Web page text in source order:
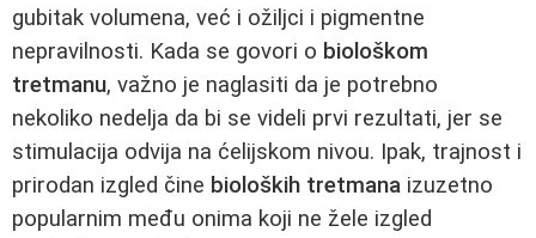
gubitak volumena, već i ožiljci i pigmentne
nepravilnosti. Kada se govori o biološkom
tretmanu, važno je naglasiti da je potrebno
nekoliko nedelja da bi se videli prvi rezultati, jer se
stimulacija odvija na ćelijskom nivou. Ipak, trajnost i
prirodan izgled čine bioloških tretmana izuzetno
popularnim među onima koji ne žele izgled